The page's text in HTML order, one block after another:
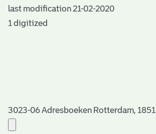
last modification 21-02-2020
1 digitized
3023-06 Adresboeken Rotterdam, 1851